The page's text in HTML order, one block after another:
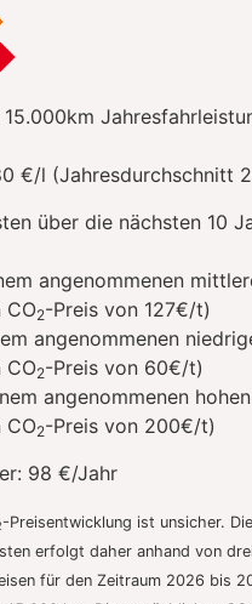
€/l (Jahresdurchschnitt
über die nächsten 10
angenommenen
CO2-Preis von 127€/t)
angenommenen
CO2-Preis von 60€/t)
angenommenen hohen
CO2-Preis von 200€/t)
98 €/Jahr
-Preisentwicklung ist unsicher.
erfolgt daher anhand von drei
für den Zeitraum 2026 bis